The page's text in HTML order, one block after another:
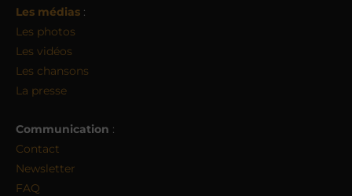
Les médias :
Les photos
Les vidéos
Les chansons
La presse
Communication :
Contact
Newsletter
FAQ